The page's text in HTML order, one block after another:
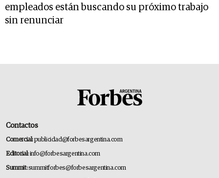
empleados están buscando su próximo trabajo
sin renunciar
Contactos
Comercial:publicidad@forbesargentina.com
Editorial:info@forbesargentina.com
Summit:summitforbes@forbesargentina.com